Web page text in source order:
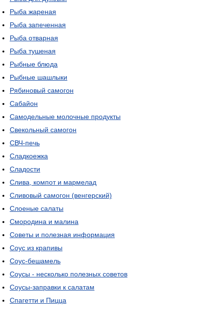
Рыба жареная
Рыба запеченная
Рыба отварная
Рыба тушеная
Рыбные блюда
Рыбные шашлыки
Рябиновый самогон
Сабайон
Самодельные молочные продукты
Свекольный самогон
СВЧ-печь
Сладкоежка
Сладости
Слива, компот и мармелад
Сливовый самогон (венгерский)
Слоеные салаты
Смородина и малина
Советы и полезная информация
Соус из крапивы
Соус-бешамель
Соусы - несколько полезных советов
Соусы-заправки к салатам
Спагетти и Пицца